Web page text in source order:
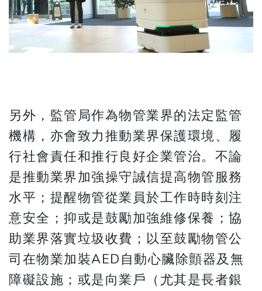
另外，監管局作為物管業界的法定監管
機構，亦會致力推動業界保護環境、履
行社會責任和推行良好企業管治。不論
是推動業界加強操守誠信提高物管服務
水平；提醒物管從業員於工作時時刻注
意安全；抑或是鼓勵加強維修保養；協
助業界落實垃圾收費；以至鼓勵物管公
司在物業加裝AED自動心臟除顫器及無
障礙設施；或是向業戶（尤其是長者銀